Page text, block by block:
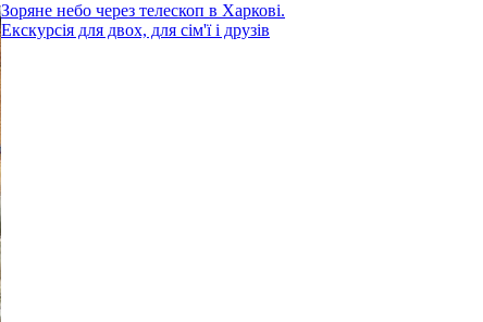
Зоряне небо через телескоп в Харкові.
Екскурсія для двох, для сім'ї і друзів